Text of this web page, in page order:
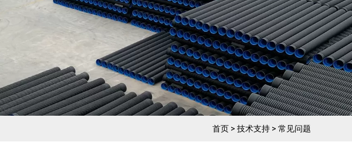
首页 > 技术支持 > 常见问题